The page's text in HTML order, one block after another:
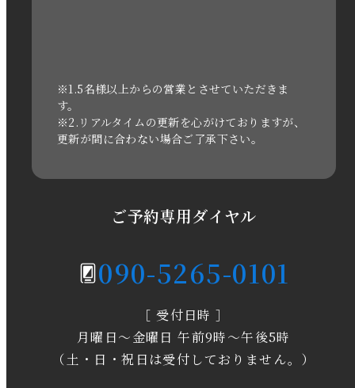
2021年3月
2020年11月
2020年3月
2020年1月
※1.5名様以上からの営業とさせていただきま
す。
※2.リアルタイムの更新を心がけておりますが、
更新が間に合わない場合ご了承下さい。
ご予約専用ダイヤル
090-5265-0101
［ 受付日時 ］
月曜日～金曜日 午前9時～午後5時
（土・日・祝日は受付しておりません。）